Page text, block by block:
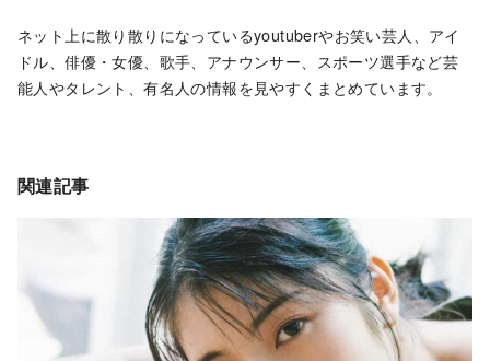
ネット上に散り散りになっているyoutuberやお笑い芸人、アイ
ドル、俳優・女優、歌手、アナウンサー、スポーツ選手など芸
能人やタレント、有名人の情報を見やすくまとめています。
関連記事